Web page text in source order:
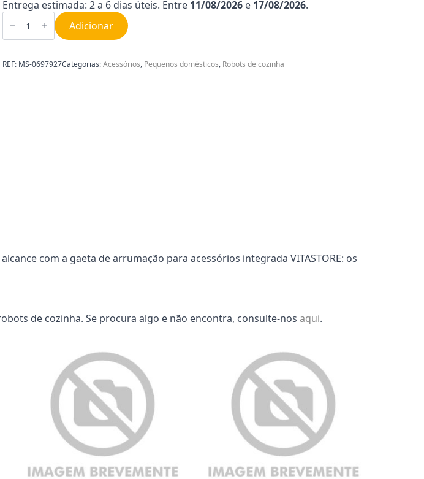
Entrega estimada: 2 a 6 dias úteis. Entre 11/08/2026 e 17/08/2026.
Quantidade
de
para
MS-
0697927
Adicionar
REF: MS-0697927Categorias:Acessórios, Pequenos domésticos, Robots de cozinha
com a gaeta de arrumação para acessórios integrada VITASTORE: os
de cozinha. Se procura algo e não encontra, consulte-nos aqui.